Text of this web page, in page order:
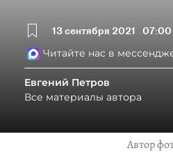
13 сентября 2021 07:00
Читайте нас в
Евгений Петров
Все материалы автора
Автор